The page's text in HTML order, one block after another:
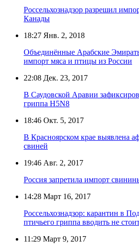
Россельхознадзор разрешил
Канады
18:27 Янв. 2, 2018
Объединённые Арабские
импорт мяса и птицы из России
22:08 Дек. 23, 2017
В Саудовской Аравии
гриппа H5N8
18:46 Окт. 5, 2017
В Красноярском крае выявлена
свиней
19:46 Авг. 2, 2017
Россия запретила импорт
14:28 Март 16, 2017
Россельхознадзор: карантин в
птичьего гриппа вводить не
11:29 Март 9, 2017